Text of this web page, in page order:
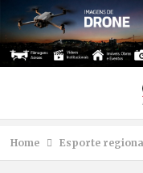
Home Esporte